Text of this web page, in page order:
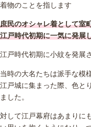
着物のことを指します
庶民のオシャレ着として室
江戸時代初期に一気に発展
江戸時代初期に小紋を発展
当時の大名たちは派手な模
江戸城に集まった際、色と
ました。
対して江戸幕府はあまりに